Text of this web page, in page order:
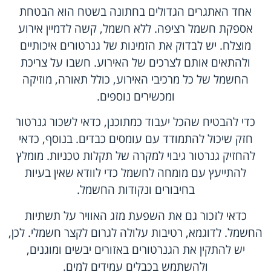
אחד האתגרים הגדולים בחתונה בשטח הוא הבטחת
אספקת חשמל רציפה. ללא חשמל, קשה לדמיין אירוע
מוצלח. יש לבדוק את הזמינות של גנרטורים איכותיים
ולהתאים אותם לצרכים של האירוע. חשבו על צריכת
החשמל של כל מרכיבי האירוע, כולל תאורה, מוזיקה
ומכשירים נוספים.
כדי להבטיח שהכל יעבוד כמתוכנן, כדאי לשכור גנרטור
חזק שיכול להתמודד עם עומסים כבדים. בנוסף, כדאי
להחזיק גנרטור גיבוי למקרה של תקלות טכניות. מומלץ
להתייעץ עם מומחה לחשמל כדי לוודא שאין בעיות
בחיבורים ונקודות החשמל.
כדאי לזכור גם את השפעת מזג האוויר על תשתיות
החשמל. לדוגמא, רטיבות עלולה לגרום לקצר חשמלי. לכן,
יש להתקין את הגנרטורים באזורים יבשים ומוגנים,
ולהשתמש בכבלים עמידים למים.